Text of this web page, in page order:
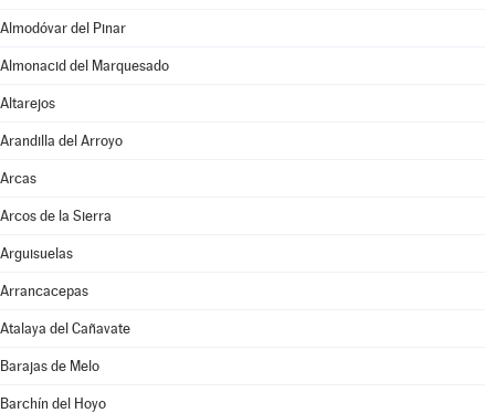
Almodóvar del Pinar
Almonacid del Marquesado
Altarejos
Arandilla del Arroyo
Arcas
Arcos de la Sierra
Arguisuelas
Arrancacepas
Atalaya del Cañavate
Barajas de Melo
Barchín del Hoyo